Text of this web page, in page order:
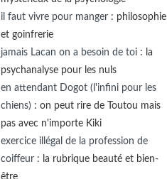
il faut vivre pour manger : philosophie
et goinfrerie
jamais Lacan on a besoin de toi : la
psychanalyse pour les nuls
en attendant Dogot (l'infini pour les
chiens) : on peut rire de Toutou mais
pas avec n'importe Kiki
exercice illégal de la profession de
coiffeur : la rubrique beauté et bien-
être